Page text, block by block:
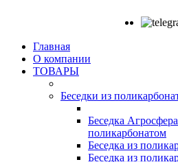
Главная
О компании
ТОВАРЫ
Беседки из
Беседка
поликарбонатом
Беседка из
Беседка из